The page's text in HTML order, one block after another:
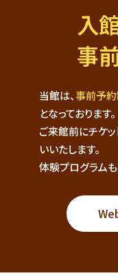
入
事
当館は、事前予約
となっております。
ご来館前にチケ
いいたします。
体験プログラムも